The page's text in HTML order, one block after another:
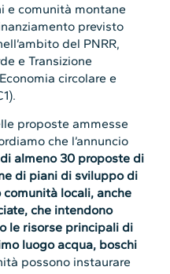
e comunità montane
previsto
del PNRR,
e Transizione
circolare e
proposte ammesse
che l’annuncio
almeno 30 proposte di
di piani di sviluppo di
comunità locali, anche
che intendono
le risorse principali di
luogo acqua, boschi
possono instaurare